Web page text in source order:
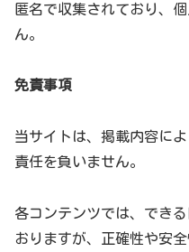
匿名で収集されており、
ん。
免責事項
当サイトは、掲載内容に
責任を負いません。
各コンテンツでは、でき
おりますが、正確性や安